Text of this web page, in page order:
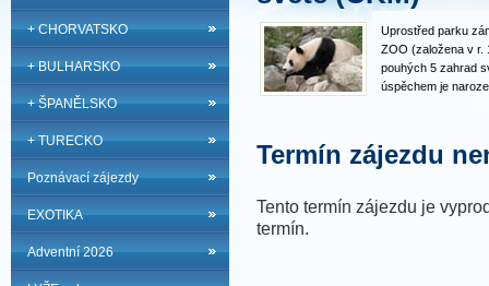
+ CHORVATSKO
+ BULHARSKO
+ ŠPANĚLSKO
+ TURECKO
Poznávací zájezdy
EXOTIKA
Adventní 2026
Uprostřed parku
ZOO (založena v r.
pouhých 5 zahrad
úspěchem je
Termín zájezdu
Tento termín zájezdu je
termín.